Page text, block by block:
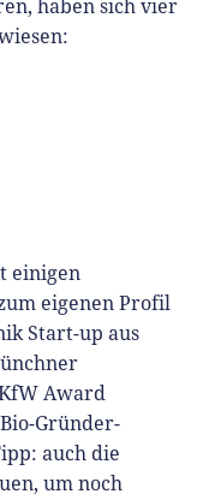
haben sich vier
einigen
eigenen Profil
Start-up aus
Award
Gründer-
auch die
um noch